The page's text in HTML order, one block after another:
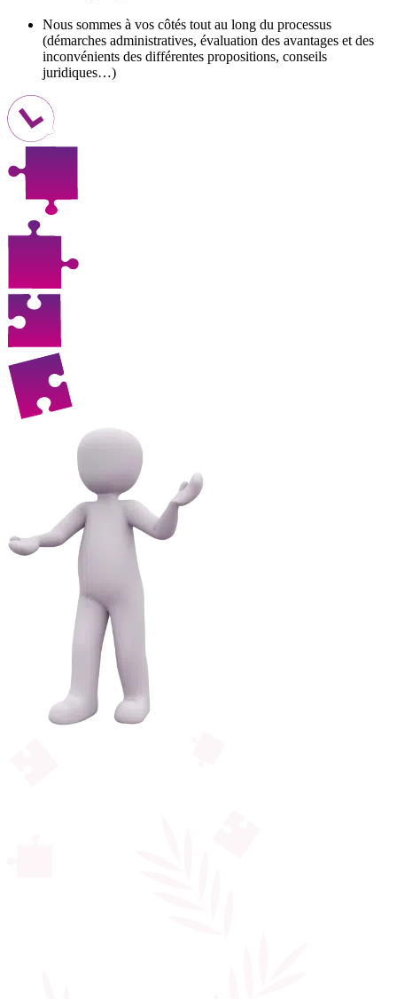
Nous sommes à vos côtés tout au long du processus
(démarches administratives, évaluation des avantages et des
inconvénients des différentes propositions, conseils
juridiques…)